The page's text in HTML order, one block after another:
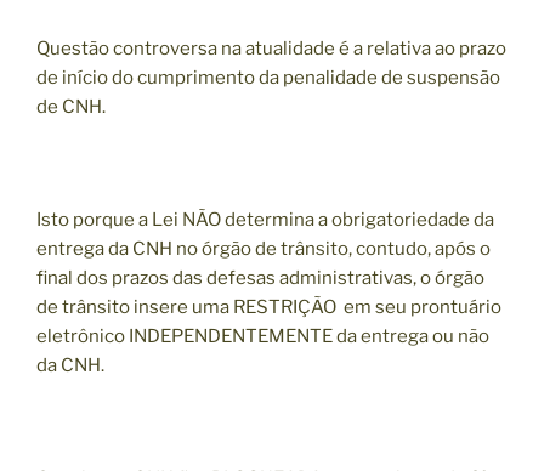
Questão controversa na atualidade é a relativa ao prazo
de início do cumprimento da penalidade de suspensão
de CNH.
Isto porque a Lei NÃO determina a obrigatoriedade da
entrega da CNH no órgão de trânsito, contudo, após o
final dos prazos das defesas administrativas, o órgão
de trânsito insere uma RESTRIÇÃO em seu prontuário
eletrônico INDEPENDENTEMENTE da entrega ou não
da CNH.